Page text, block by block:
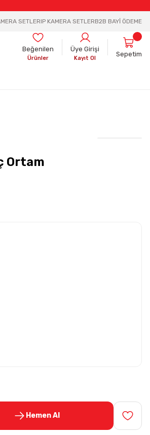
SETLERIP KAMERA SETLERB2B BAYİ ÖDEME
Beğenilen
Ürünler
Üye Girişi
Kayıt Ol
Sepetim
Ortam
Hemen Al